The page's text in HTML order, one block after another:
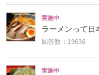
実施中
ラーメンって日
回答数：19636
実施中